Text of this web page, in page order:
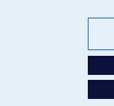
Nos programmes et cours